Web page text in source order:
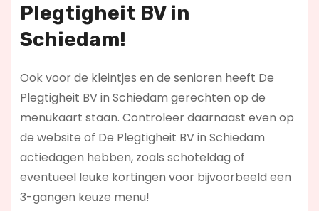
Plegtigheit BV in
Schiedam!
Ook voor de kleintjes en de senioren heeft De
Plegtigheit BV in Schiedam gerechten op de
menukaart staan. Controleer daarnaast even op
de website of De Plegtigheit BV in Schiedam
actiedagen hebben, zoals schoteldag of
eventueel leuke kortingen voor bijvoorbeeld een
3-gangen keuze menu!